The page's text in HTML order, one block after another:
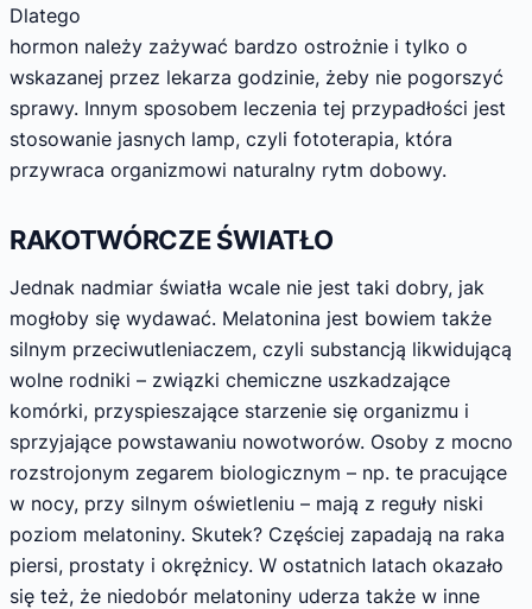
Dlatego
hormon należy zażywać bardzo ostrożnie i tylko o
wskazanej przez lekarza godzinie, żeby nie pogorszyć
sprawy. Innym sposobem leczenia tej przypadłości jest
stosowanie jasnych lamp, czyli fototerapia, która
przywraca organizmowi naturalny rytm dobowy.
RAKOTWÓRCZE ŚWIATŁO
Jednak nadmiar światła wcale nie jest taki dobry, jak
mogłoby się wydawać. Melatonina jest bowiem także
silnym przeciwutleniaczem, czyli substancją likwidującą
wolne rodniki – związki chemiczne uszkadzające
komórki, przyspieszające starzenie się organizmu i
sprzyjające powstawaniu nowotworów. Osoby z mocno
rozstrojonym zegarem biologicznym – np. te pracujące
w nocy, przy silnym oświetleniu – mają z reguły niski
poziom melatoniny. Skutek? Częściej zapadają na raka
piersi, prostaty i okrężnicy. W ostatnich latach okazało
się też, że niedobór melatoniny uderza także w inne